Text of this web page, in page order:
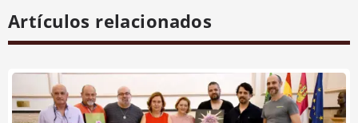
Artículos relacionados